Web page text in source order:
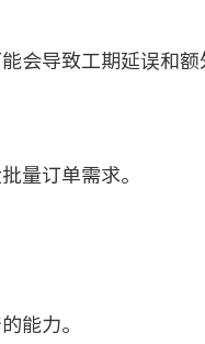
导致工期延误和
量订单需求。
能力。